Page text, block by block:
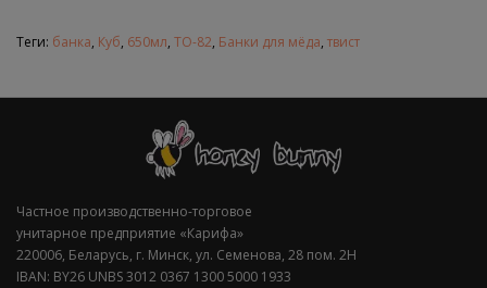
Теги: банка, Куб, 650мл, ТО-82, Банки для мёда, твист
Частное производственно-торговое
унитарное предприятие «Карифа»
220006, Беларусь, г. Минск, ул. Семенова, 28 пом. 2Н
IBAN: BY26 UNBS 3012 0367 1300 5000 1933